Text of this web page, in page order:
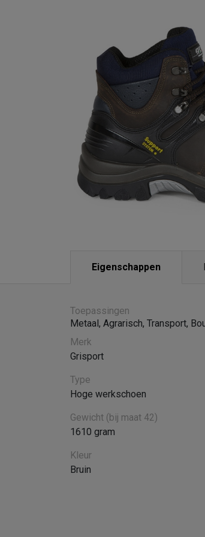
Eigenschappen
Toepassingen
Metaal, Agrarisch, Transport,
Merk
Grisport
Type
Hoge werkschoen
Gewicht (bij maat 42)
1610 gram
Kleur
Bruin